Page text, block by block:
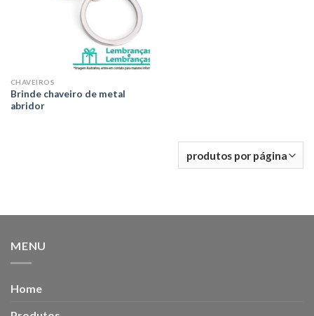
CHAVEIROS
Brinde chaveiro de metal
abridor
MENU
Home